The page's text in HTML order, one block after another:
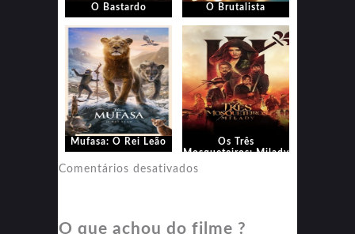
O Bastardo O Brutalista
Mufasa: O Rei Leão
Os Três
Mosqueteiros: Milady
Comentários desativados
Mosqueteiros:
O que achou do filme ?